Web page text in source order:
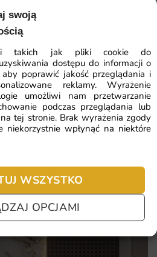
swoją
takich jak pliki cookie do
dostępu do informacji o
aby poprawić jakość przeglądania i
reklamy. Wyrażenie
umożliwi nam przetwarzanie
podczas przeglądania lub
tej stronie. Brak wyrażenia zgody
niekorzystnie wpłynąć na niektóre
WSZYSTKO
OPCJAMI
na metamorfozę wnętrza
jedna ściana, by odmienić
otrzymujesz produkt łączący
jakości wykonaniem:
i lekkie przetarcia,
komponuje się z różnymi stylami
odporne na blaknięcie,
cenie,
zł
WSZYSTKIE
pytania
każdym zakupie. Ale jeżeli